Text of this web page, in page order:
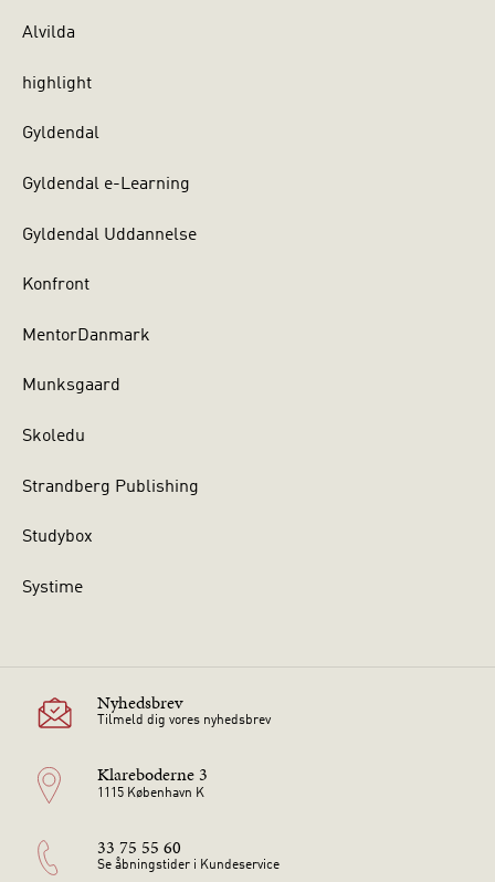
Alvilda
highlight
Gyldendal
Gyldendal e-Learning
Gyldendal Uddannelse
Konfront
MentorDanmark
Munksgaard
Skoledu
Strandberg Publishing
Studybox
Systime
Nyhedsbrev
Tilmeld dig vores nyhedsbrev
Klareboderne 3
1115 København K
33 75 55 60
Se åbningstider i Kundeservice